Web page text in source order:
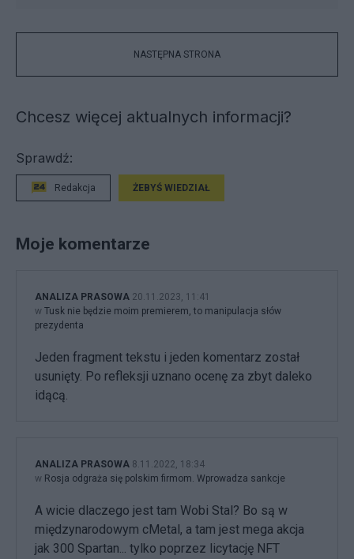
NASTĘPNA STRONA
Chcesz więcej aktualnych informacji?
Sprawdź:
Redakcja ŻEBYŚ WIEDZIAŁ
Moje komentarze
ANALIZA PRASOWA 20.11.2023, 11:41
w Tusk nie będzie moim premierem, to manipulacja słów
prezydenta
Jeden fragment tekstu i jeden komentarz został
usunięty. Po refleksji uznano ocenę za zbyt daleko
idącą.
ANALIZA PRASOWA 8.11.2022, 18:34
w Rosja odgraża się polskim firmom. Wprowadza sankcje
A wicie dlaczego jest tam Wobi Stal? Bo są w
międzynarodowym cMetal, a tam jest mega akcja
jak 300 Spartan... tylko poprzez licytację NFT